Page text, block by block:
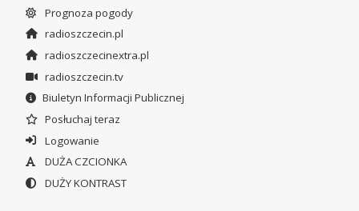
Prognoza pogody
radioszczecin.pl
radioszczecinextra.pl
radioszczecin.tv
Biuletyn Informacji Publicznej
Posłuchaj teraz
Logowanie
DUŻA CZCIONKA
DUŻY KONTRAST